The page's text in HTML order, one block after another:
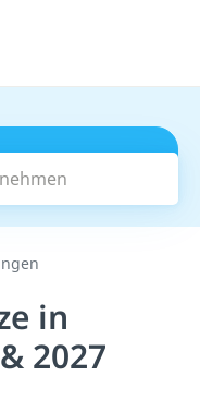
in
2027